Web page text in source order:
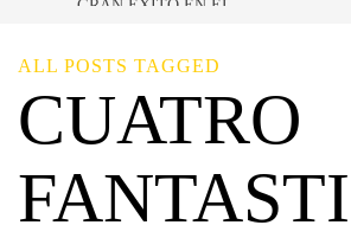
ALL POSTS TAGGED
CUATRO